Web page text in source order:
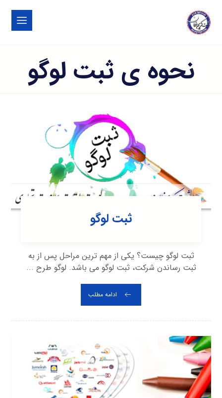
نحوه ی ثبت لوگو
ثبت لوگو
ثبت لوگو چیست؟ یکی از مهم ترین مراحل پس از به
ثبت رساندن شرکت، ثبت لوگو می باشد. لوگو طرح ...
ادامه مطلب